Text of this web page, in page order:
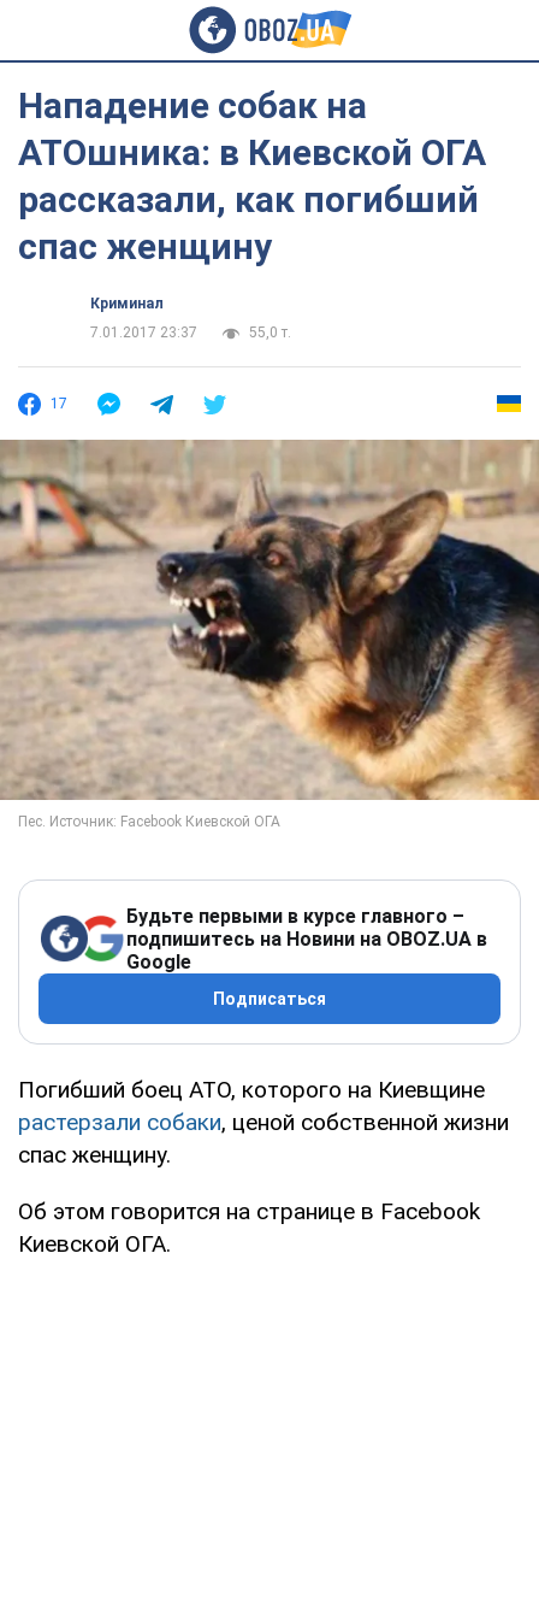
Нападение собак на
АТОшника: в Киевской ОГА
рассказали, как погибший
спас женщину
Криминал
7.01.2017 23:37
55,0 т.
17
Будьте первыми в курсе главного –
подпишитесь на Новини на OBOZ.UA в
Google
Подписаться
Погибший боец АТО, которого на Киевщине
растерзали собаки, ценой собственной жизни
спас женщину.
Об этом говорится на странице в Facebook
Киевской ОГА.